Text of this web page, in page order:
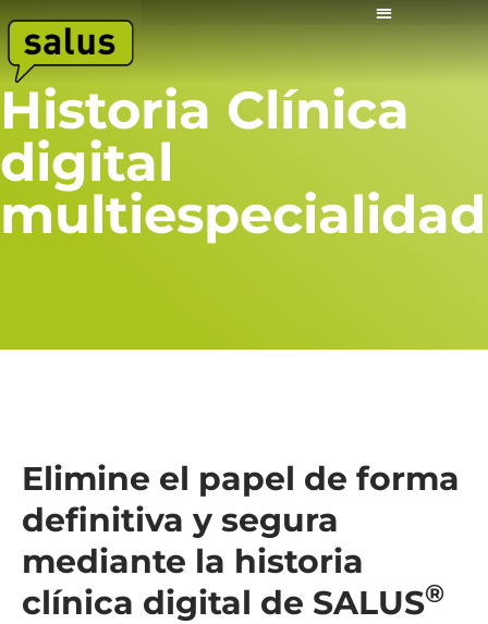
Historia Clínica
digital
multiespecialidad
Elimine el papel de forma
definitiva y segura
mediante la historia
clínica digital de SALUS®